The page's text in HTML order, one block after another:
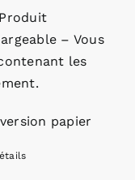
– Vous
les
papier